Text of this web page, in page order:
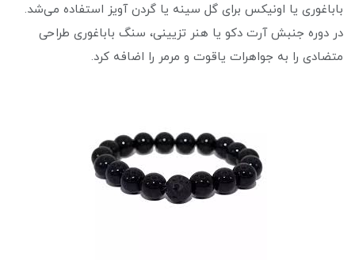
باباغوری یا اونیکس برای گل سینه یا گردن آویز استفاده می‌شد.
در دوره جنبش آرت دکو یا هنر تزیینی، سنگ باباغوری طراحی
متضادی را به جواهرات یاقوت و مرمر را اضافه کرد.